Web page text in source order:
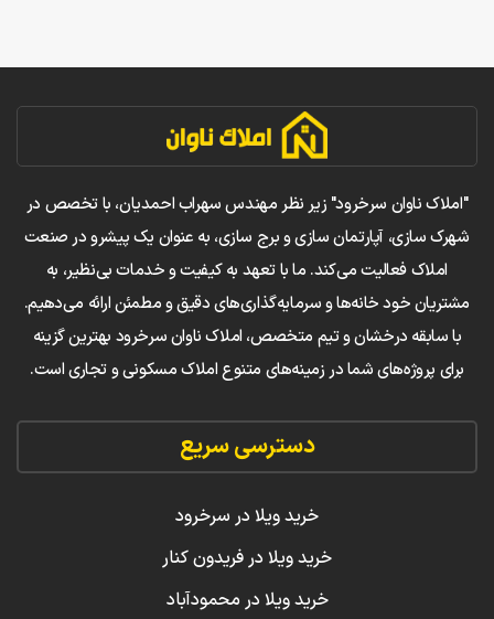
"املاک ناوان سرخرود" زیر نظر مهندس سهراب احمدیان، با تخصص در
شهرک سازی، آپارتمان سازی و برج سازی، به عنوان یک پیشرو در صنعت
املاک فعالیت می‌کند. ما با تعهد به کیفیت و خدمات بی‌نظیر، به
مشتریان خود خانه‌ها و سرمایه‌گذاری‌های دقیق و مطمئن ارائه می‌دهیم.
با سابقه درخشان و تیم متخصص، املاک ناوان سرخرود بهترین گزینه
برای پروژه‌های شما در زمینه‌های متنوع املاک مسکونی و تجاری است.
دسترسی سریع
خرید ویلا در سرخرود
خرید ویلا در فریدون کنار
خرید ویلا در محمودآباد